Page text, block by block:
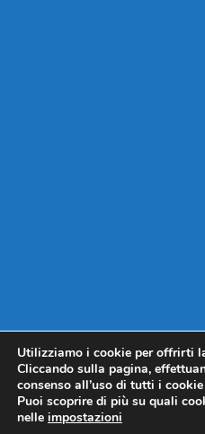
Utilizziamo i cookie per offrirti
Cliccando sulla pagina,
consenso all’uso di tutti i cookie
Puoi scoprire di più su quali
nelle impostazioni